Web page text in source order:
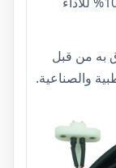
به من قبل
والصناعية.